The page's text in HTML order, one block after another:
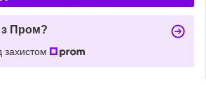
з Пром?
захистом